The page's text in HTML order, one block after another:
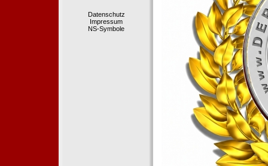
Datenschutz
Impressum
NS-Symbole